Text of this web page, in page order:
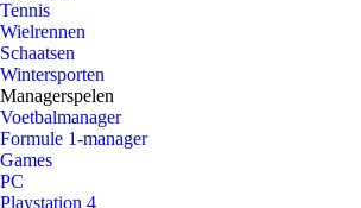
Tennis
Wielrennen
Schaatsen
Wintersporten
Managerspelen
Voetbalmanager
Formule 1-manager
Games
PC
Playstation 4